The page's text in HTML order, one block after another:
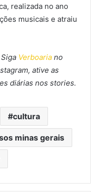
realizada no ano
musicais e atraiu
Verboaria no
ative as
diárias nos stories.
cultura
minas gerais